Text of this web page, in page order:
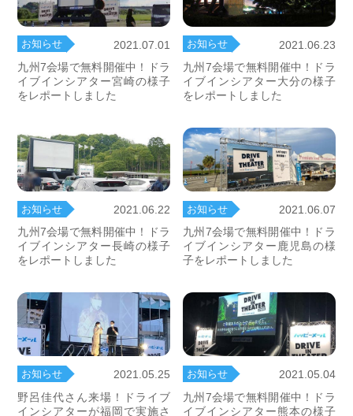
お知らせ
2021.07.01
九州7会場で無料開催中！ドラ
イブインシアター宮崎の様子
をレポートしました
お知らせ
2021.06.23
九州7会場で無料開催中！ドラ
イブインシアター大分の様子
をレポートしました
お知らせ
2021.06.22
九州7会場で無料開催中！ドラ
イブインシアター長崎の様子
をレポートしました
お知らせ
2021.06.07
九州7会場で無料開催中！ドラ
イブインシアター鹿児島の様
子をレポートしました
お知らせ
2021.05.25
野呂佳代さん来場！ドライブ
インシアターが福岡で実施さ
お知らせ
2021.05.04
九州7会場で無料開催中！ドラ
イブインシアター熊本の様子